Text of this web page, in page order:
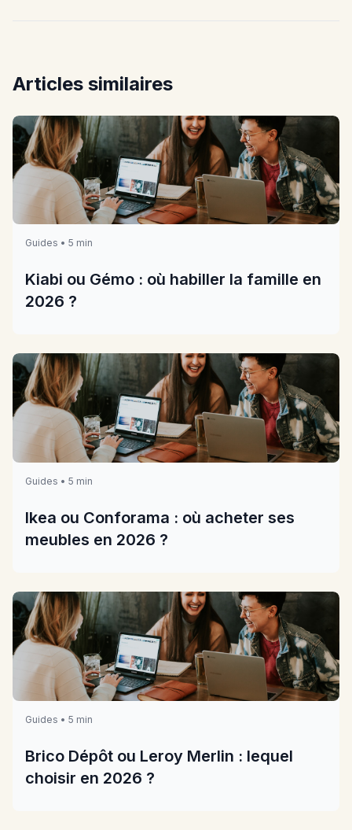
Articles similaires
Guides • 5 min
Kiabi ou Gémo : où habiller la famille en
2026 ?
Guides • 5 min
Ikea ou Conforama : où acheter ses
meubles en 2026 ?
Guides • 5 min
Brico Dépôt ou Leroy Merlin : lequel
choisir en 2026 ?